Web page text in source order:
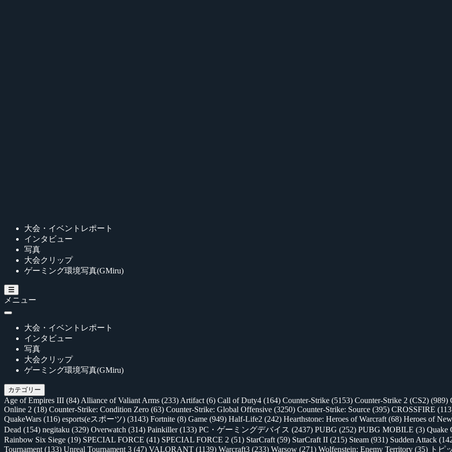
大会・イベントレポート
インタビュー
写真
大会クリップ
ゲーミング環境写真(GMiru)
メニュー
大会・イベントレポート
インタビュー
写真
大会クリップ
ゲーミング環境写真(GMiru)
カテゴリー
Age of Empires III (84) Alliance of Valiant Arms (233) Artifact (6) Call of Duty4 (164) Counter-Strike (5153) Counter-Strike 2 (CS2) (989)
Online 2 (18) Counter-Strike: Condition Zero (63) Counter-Strike: Global Offensive (3250) Counter-Strike: Source (395) CROSSFIRE
QuakeWars (116) esports(eスポーツ) (3143) Fortnite (8) Game (949) Half-Life2 (242) Hearthstone: Heroes of Warcraft (68) Heroes of
Dead (154) negitaku (329) Overwatch (314) Painkiller(133) PC・ゲーミングデバイス (2437) PUBG (252) PUBG MOBILE (3) Quake
Rainbow Six Siege (19) SPECIAL FORCE (41) SPECIAL FORCE 2 (51) StarCraft (59) StarCraft II (215) Steam (931) Sudden Attack
Tournament (133) Unreal Tournament 3 (47) VALORANT (1139) Warcraft3 (233) Warsow (271) Wolfenstein: Enemy Territory (35) トピ